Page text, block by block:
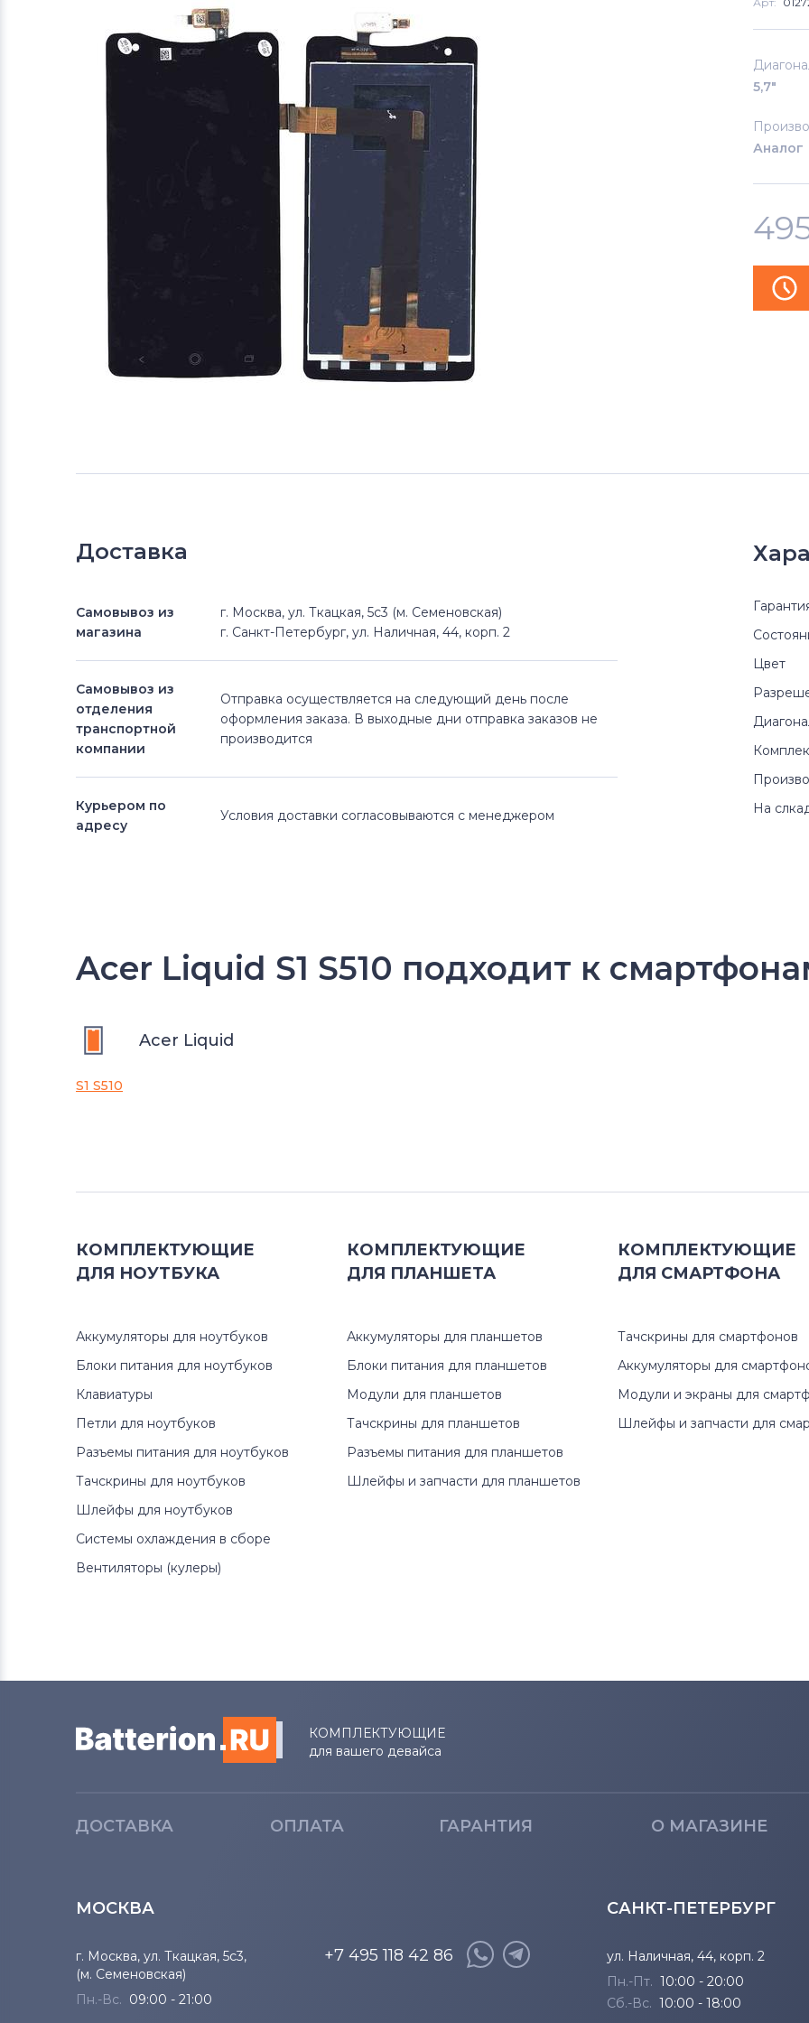
5,7"
Аналог
Доставка
Самовывоз из
магазина
г. Москва, ул. Ткацкая, 5с3 (м. Семеновская)
г. Санкт-Петербург, ул. Наличная, 44, корп. 2
Самовывоз из
отделения
транспортной
компании
Отправка осуществляется на следующий день после
оформления заказа. В выходные дни отправка заказов не
производится
Курьером по
адресу
Условия доставки согласовываются с менеджером
Цвет
На
Acer Liquid S1 S510 подходит к
Acer Liquid
S1 S510
КОМПЛЕКТУЮЩИЕ
ДЛЯ НОУТБУКА
Аккумуляторы для ноутбуков
Блоки питания для ноутбуков
Клавиатуры
Петли для ноутбуков
Разъемы питания для ноутбуков
Тачскрины для ноутбуков
Шлейфы для ноутбуков
Системы охлаждения в сборе
Вентиляторы (кулеры)
КОМПЛЕКТУЮЩИЕ
ДЛЯ ПЛАНШЕТА
Аккумуляторы для планшетов
Блоки питания для планшетов
Модули для планшетов
Тачскрины для планшетов
Разъемы питания для планшетов
Шлейфы и запчасти для планшетов
КОМПЛЕКТУЮЩИЕ
ДЛЯ СМАРТФОНА
Тачскрины для смартфонов
Аккумуляторы для
Модули и экраны для
Шлейфы и запчасти для
КОМПЛЕКТУЮЩИЕ
для вашего девайса
ДОСТАВКА ОПЛАТА ГАРАНТИЯ О МАГАЗИНЕ
МОСКВА
г. Москва, ул. Ткацкая, 5с3,
(м. Семеновская)
Пн.-Вс. 09:00 - 21:00
+7 495 118 42 86
САНКТ-ПЕТЕРБУРГ
ул. Наличная, 44, корп. 2
Пн.-Пт. 10:00 - 20:00
Сб.-Вс. 10:00 - 18:00